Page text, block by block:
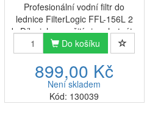
Profesionální vodní filtr do
lednice FilterLogic FFL-156L 2
ksDíky jeho použití si vychutnáte
čerstvou, filtrovanou vodu a
průzračné kostky ledu. 🧊
FilterLogic FFL-
156L dodává čistou a
průzračnou vodu...
Do košíku
899,00 Kč
Není skladem
Kód: 130039